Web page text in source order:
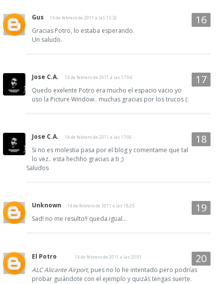
Gus 14 de febrero de 2011 a las 15:32
Gracias Potro, lo estaba esperando.
Un saludo.
Jose C.A. 14 de febrero de 2011 a las 17:04
Quedo exelente Potro era mucho el espacio vacio yo
uso la Picture Window.. muchas gracias por los trucos (:
Jose C.A. 14 de febrero de 2011 a las 17:06
Si no es molestia pasa por el blog y comentame que tal
lo vez.. esta hechho gracias a ti ;)
Saludos
Unknown 14 de febrero de 2011 a las 18:25
Sad! no me resulto!! queda igual...
El Potro 14 de febrero de 2011 a las 20:01
ALC Alicante Airport, pues no lo he intentado pero podrías
probar guiándote con el ejemplo y quizás tengas suerte.